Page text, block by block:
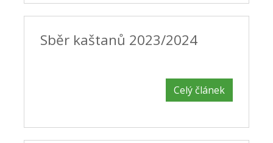
Sběr kaštanů 2023/2024
Celý článek